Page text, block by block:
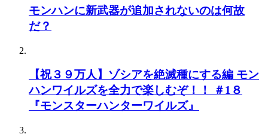
モンハンに新武器が追加されないのは何故
だ？
【祝３９万人】ゾシアを絶滅種にする編 モン
ハンワイルズを全力で楽しむぞ！！ ＃1８
『モンスターハンターワイルズ』